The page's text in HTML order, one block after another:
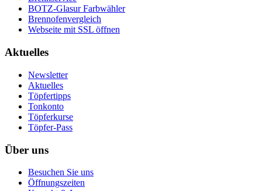
BOTZ-Glasur Farbwähler
Brennofenvergleich
Webseite mit SSL öffnen
Aktuelles
Newsletter
Aktuelles
Töpfertipps
Tonkonto
Töpferkurse
Töpfer-Pass
Über uns
Besuchen Sie uns
Öffnungszeiten